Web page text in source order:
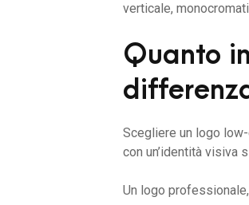
verticale,
Quanto
Scegliere un logo
con un’identità visiva
Un logo